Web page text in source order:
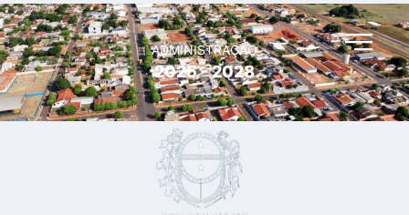
ADMINISTRAÇÃO
2025 - 2028